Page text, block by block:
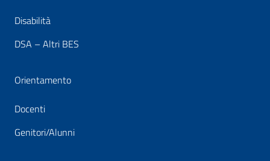
Disabilità
DSA – Altri BES
Orientamento
Docenti
Genitori/Alunni